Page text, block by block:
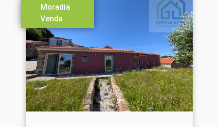
Moradia
Venda